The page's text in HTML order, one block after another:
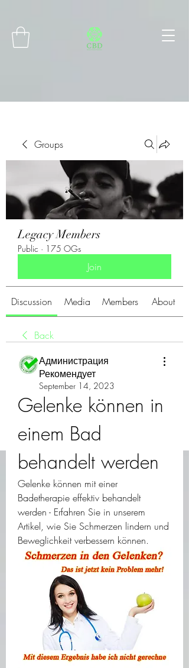
Groups
Legacy Members
Public · 175 OGs
Join
Discussion Media Members About
Back
Администрация
Рекомендует
September 14, 2023
Gelenke können in
einem Bad
behandelt werden
Gelenke können mit einer
Badetherapie effektiv behandelt
werden - Erfahren Sie in unserem
Artikel, wie Sie Schmerzen lindern und
Beweglichkeit verbessern können.